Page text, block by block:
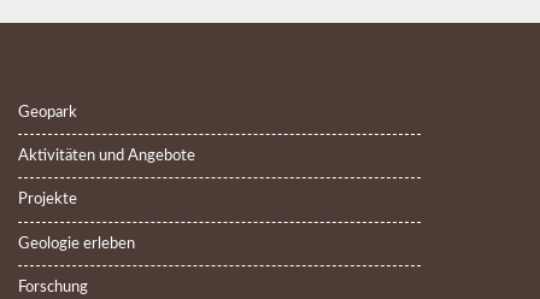
Geopark
Aktivitäten und Angebote
Projekte
Geologie erleben
Forschung